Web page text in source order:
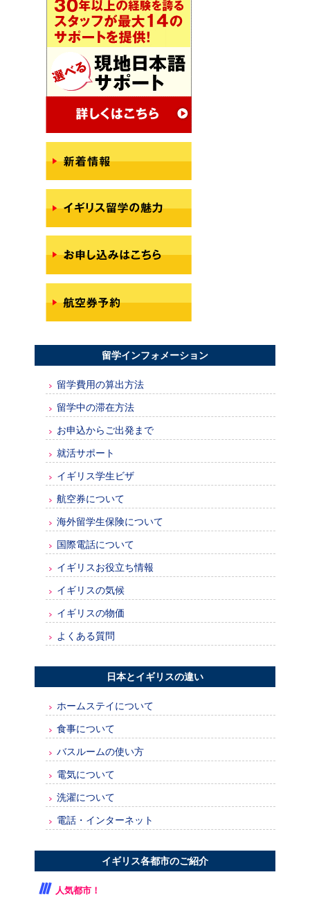
留学インフォメーション
留学費用の算出方法
留学中の滞在方法
お申込からご出発まで
就活サポート
イギリス学生ビザ
航空券について
海外留学生保険について
国際電話について
イギリスお役立ち情報
イギリスの気候
イギリスの物価
よくある質問
日本とイギリスの違い
ホームステイについて
食事について
バスルームの使い方
電気について
洗濯について
電話・インターネット
イギリス各都市のご紹介
人気都市！